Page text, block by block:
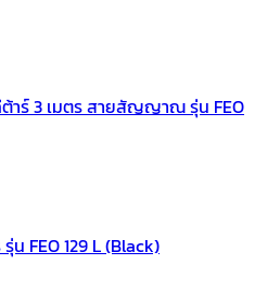
น FEO 129 L (Black)